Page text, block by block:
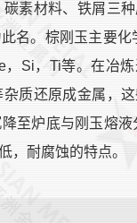
素材料、铁屑三
名。棕刚玉主要
Si，Ti等。在冶
质还原成金属，
至炉底与刚玉熔
，耐腐蚀的特点。